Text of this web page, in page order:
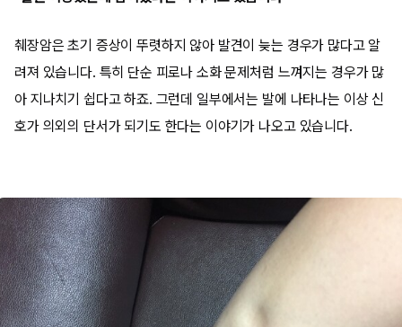
췌장암은 초기 증상이 뚜렷하지 않아 발견이 늦는 경우가 많다고 알
려져 있습니다. 특히 단순 피로나 소화 문제처럼 느껴지는 경우가 많
아 지나치기 쉽다고 하죠. 그런데 일부에서는 발에 나타나는 이상 신
호가 의외의 단서가 되기도 한다는 이야기가 나오고 있습니다.